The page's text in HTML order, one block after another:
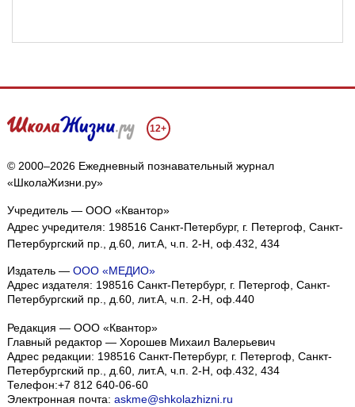
12+
© 2000–2026 Ежедневный познавательный журнал
«ШколаЖизни.ру»
Учредитель — ООО «Квантор»
Адрес учредителя: 198516 Санкт-Петербург, г. Петергоф, Санкт-
Петербургский пр., д.60, лит.А, ч.п. 2-Н, оф.432, 434
Издатель — ООО «МЕДИО»
Адрес издателя: 198516 Санкт-Петербург, г. Петергоф, Санкт-
Петербургский пр., д.60, лит.А, ч.п. 2-Н, оф.440
Редакция — ООО «Квантор»
Главный редактор — Хорошев Михаил Валерьевич
Адрес редакции: 198516 Санкт-Петербург, г. Петергоф, Санкт-
Петербургский пр., д.60, лит.А, ч.п. 2-Н, оф.432, 434
Телефон:+7 812 640-06-60
Электронная почта: askme@shkolazhizni.ru